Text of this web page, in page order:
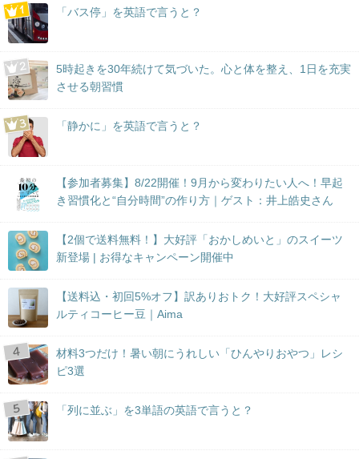
「バス停」を英語で言うと？
5時起きを30年続けて気づいた。心と体を整え、1日を充実
させる朝習慣
「静かに」を英語で言うと？
【参加者募集】8/22開催！9月から変わりたい人へ！早起
き習慣化と“自分時間”の作り方｜ゲスト：井上皓史さん
【2個で送料無料！】大好評「おかしめいと」のスイーツ
新登場 | お得なキャンペーン開催中
【送料込・初回5%オフ】訳ありおトク！大好評スペシャ
ルティコーヒー豆｜Aima
材料3つだけ！暑い朝にうれしい「ひんやりおやつ」レシ
ピ3選
「列に並ぶ」を3単語の英語で言うと？